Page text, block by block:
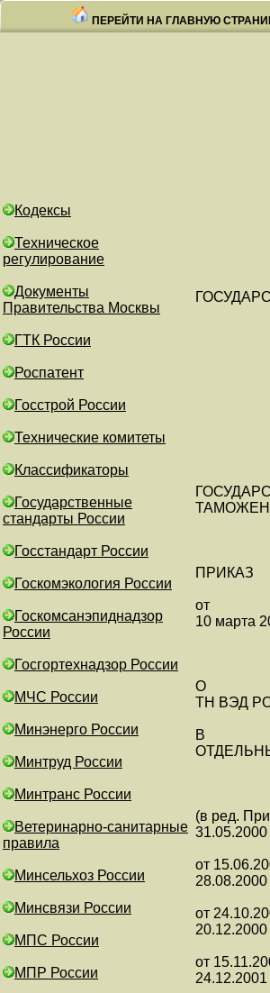
ПЕРЕЙТИ НА ГЛАВНУЮ
Кодексы
Техническое
регулирование
Документы
Правительства Москвы
ГТК России
Роспатент
Госстрой России
Технические комитеты
Классификаторы
Государственные
стандарты России
Госстандарт России
Госкомэкология России
Госкомсанэпиднадзор
России
Госгортехнадзор России
МЧС России
Минэнерго России
Минтруд России
Минтранс России
Ветеринарно-санитарные
правила
Минсельхоз России
Минсвязи России
МПС России
МПР России
ПРИКАЗ
от
10 марта
О
ТН ВЭД
В
(в ред.
31.05.2000
от
от
20.12.2000
от